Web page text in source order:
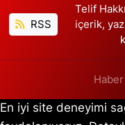
RSS
Telif
içerik,
Haber
En iyi site deneyimi